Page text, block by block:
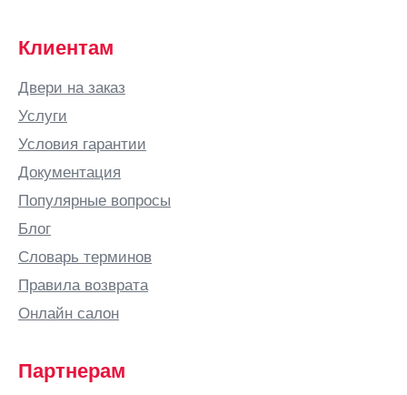
Белая
Калитва
Белгород
Белово
Белозерск
Белорецк
Белореченск
Березники
Бийск
Бишкек
Благовещенск
Богородск
Клиентам
Двери на заказ
Услуги
Условия гарантии
Документация
Популярные вопросы
Блог
Словарь терминов
Правила возврата
Онлайн салон
Партнерам